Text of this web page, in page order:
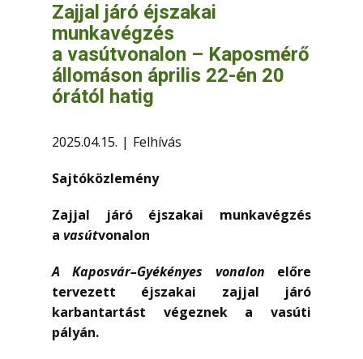
Kapcsolat
Zajjal járó éjszakai
munkavégzés
a vasútvonalon – Kaposmérő
állomáson április 22-én 20
órától hatig
2025.04.15. Felhívás
Sajtóközlemény
Zajjal járó éjszakai munkavégzés
a vasútvonalon
A Kaposvár–Gyékényes vonalon előre
tervezett éjszakai zajjal járó
karbantartást végeznek a vasúti
pályán.